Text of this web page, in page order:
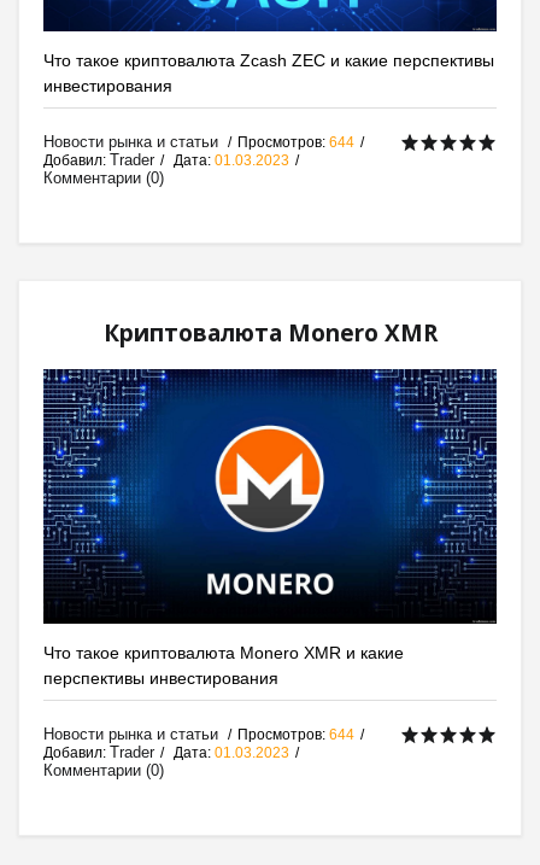
Что такое криптовалюта Zcash ZEC и какие перспективы
инвестирования
Новости рынка и статьи Просмотров: 644
Добавил: Trader Дата: 01.03.2023
Комментарии (0)
Криптовалюта Monero XMR
Что такое криптовалюта Monero XMR и какие
перспективы инвестирования
Новости рынка и статьи Просмотров: 644
Добавил: Trader Дата: 01.03.2023
Комментарии (0)